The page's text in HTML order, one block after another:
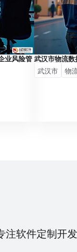
业风险管 武汉市物流
武汉市
物
注软件定制开